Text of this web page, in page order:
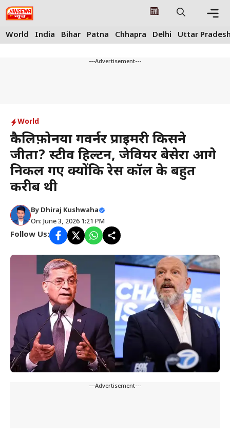
Skip
to
content
World India Bihar Patna Chhapra Delhi Uttar
---Advertisement---
World
कैलिफ़ोर्निया गवर्नर प्राइमरी किसने
जीता? स्टीव हिल्टन, जेवियर बेसेरा आगे
निकल गए क्योंकि रेस कॉल के बहुत
करीब थी
By Dhiraj Kushwaha
On: June 3, 2026 1:21 PM
Follow Us:
---Advertisement---